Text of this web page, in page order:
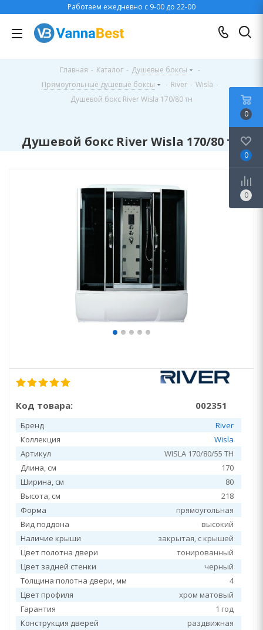
Работаем ежедневно с 9-00 до 22-00
Главная - Каталог - Душевые боксы
-
Прямоугольные душевые боксы
- River - Wisla -
Душевой бокс River Wisla 170/80 тн
Душевой бокс River Wisla 170/80 тн
Код товара: 002351
Бренд
River
Коллекция
Wisla
Артикул
WISLA 170/80/55 TH
Длина, см
170
Ширина, см
80
Высота, см
218
Форма
прямоугольная
Вид поддона
высокий
Наличие крыши
закрытая, c крышей
Цвет полотна двери
тонированный
Цвет задней стенки
черный
Толщина полотна двери, мм
4
Цвет профиля
хром матовый
Гарантия
1 год
Конструкция дверей
раздвижная
0
0
0